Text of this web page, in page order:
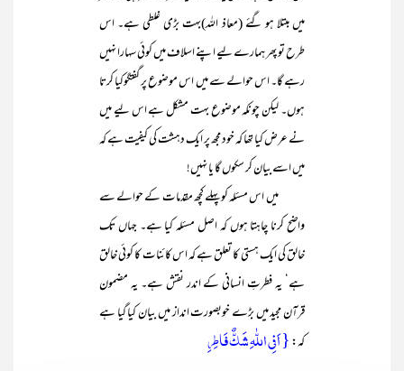
میں مبتلا ہو گئے (معاذ اللہ)بہت بڑی غلطی ہے۔ اس
طرح تو پھر ہمارے لیے اپنے اسلاف میں کوئی سہارا نہیں
رہے گا۔ اس حوالے سے میں اس موضوع پر گفتگوکیا کرتا
ہوں۔ لیکن چونکہ موضوع بہت مشکل ہے اس لیے میں
نے عرض کیا تھا کہ خود مجھ پر ایک دہشت کی کیفیت ہے کہ
میں اسے بیان کر سکوں گا یا نہیں!
میں اس مسئلہ کو پہلے کچھ مقدمات کے حوالے سے
واضح کرنا چاہتا ہوں کہ اصل مسئلہ کیا ہے۔ جہاں تک
خالق کی ایک ہستی کا تعلق ہے کہ اس کائنات کا کوئی خالق
ہے‘ یہ فطرتِ انسانی کے اندر نقش ہے۔ یہ مضمون
قرآن مجید میں بڑے خوبصورت انداز میں بیان کیا گیا ہے
کہ:{ اَفِی اللّٰہِ شَکٌّ فَاطِرِ